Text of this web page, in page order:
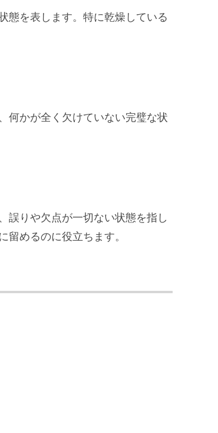
態を表します。特に乾燥している
何かが全く欠けていない完璧な状
誤りや欠点が一切ない状態を指し
留めるのに役立ちます。